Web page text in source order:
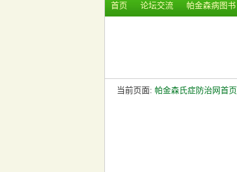
首页 论坛交流 帕金森病图书
当前页面: 帕金森氏症防治网首页